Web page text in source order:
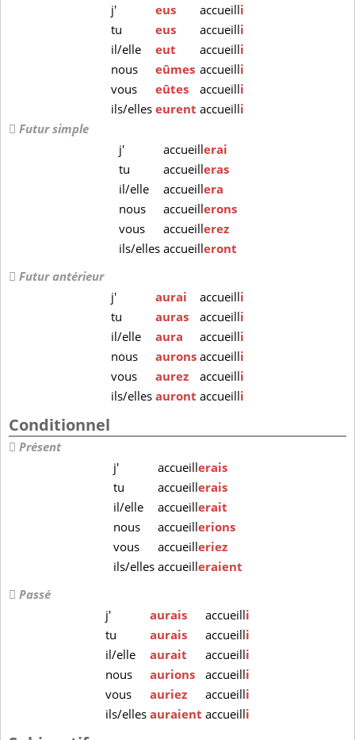
j'
eus accueilli
tu
eus accueilli
il/elle
eut accueilli
nous
eûmes accueilli
vous
eûtes accueilli
ils/elleseurent accueilli
Futur simple
j'
accueillerai
tu
accueilleras
il/elle
accueillera
nous
accueillerons
vous
accueillerez
ils/elles accueilleront
Futur antérieur
j'
aurai accueilli
tu
auras accueilli
il/elle
aura accueilli
nous
auronsaccueilli
vous
aurez accueilli
ils/ellesauront accueilli
Conditionnel
Présent
j'
accueillerais
tu
accueillerais
il/elle
accueillerait
nous
accueillerions
vous
accueilleriez
ils/elles accueilleraient
Passé
j'
aurais accueilli
tu
aurais accueilli
il/elle
aurait accueilli
nous
aurions accueilli
vous
auriez accueilli
ils/ellesauraient accueilli